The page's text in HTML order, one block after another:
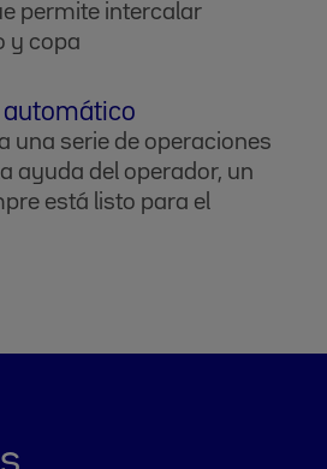
permite intercalar
y copa
automático
una serie de operaciones
ayuda del operador, un
está listo para el